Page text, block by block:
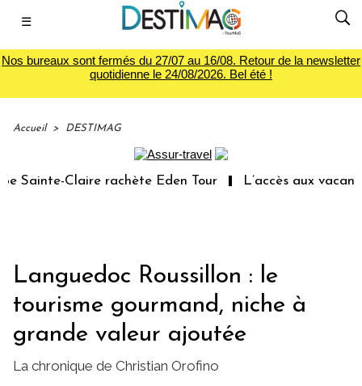
☰
Nos bureaux sont fermés du 27/07 au 16/08. Retour de la newsletter
quotidienne le 24/08/2026. Bel été !
Accueil > DESTIMAG
Claire rachète Eden Tour L’accès aux
Languedoc Roussillon : le
tourisme gourmand, niche à
grande valeur ajoutée
La chronique de Christian Orofino